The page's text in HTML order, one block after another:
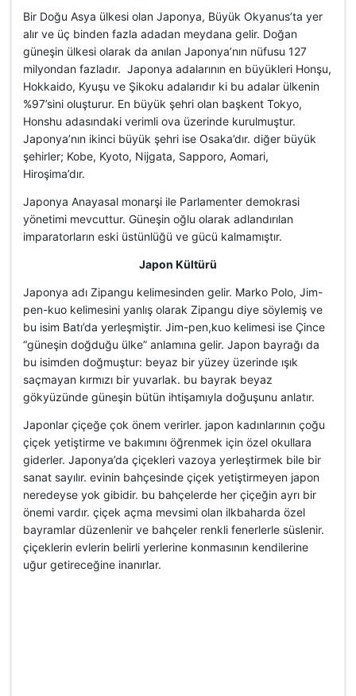
Bir Doğu Asya ülkesi olan Japonya, Büyük Okyanus’ta yer
alır ve üç binden fazla adadan meydana gelir. Doğan
güneşin ülkesi olarak da anılan Japonya’nın nüfusu 127
milyondan fazladır. Japonya adalarının en büyükleri Honşu,
Hokkaido, Kyuşu ve Şikoku adalarıdır ki bu adalar ülkenin
%97’sini oluşturur. En büyük şehri olan başkent Tokyo,
Honshu adasındaki verimli ova üzerinde kurulmuştur.
Japonya’nın ikinci büyük şehri ise Osaka’dır. diğer büyük
şehirler; Kobe, Kyoto, Nijgata, Sapporo, Aomari,
Hiroşima’dır.
Japonya Anayasal monarşi ile Parlamenter demokrasi
yönetimi mevcuttur. Güneşin oğlu olarak adlandırılan
imparatorların eski üstünlüğü ve gücü kalmamıştır.
Japon Kültürü
Japonya adı Zipangu kelimesinden gelir. Marko Polo, Jim-
pen-kuo kelimesini yanlış olarak Zipangu diye söylemiş ve
bu isim Batı’da yerleşmiştir. Jim-pen,kuo kelimesi ise Çince
“güneşin doğduğu ülke” anlamına gelir. Japon bayrağı da
bu isimden doğmuştur: beyaz bir yüzey üzerinde ışık
saçmayan kırmızı bir yuvarlak. bu bayrak beyaz
gökyüzünde güneşin bütün ihtişamıyla doğuşunu anlatır.
Japonlar çiçeğe çok önem verirler. japon kadınlarının çoğu
çiçek yetiştirme ve bakımını öğrenmek için özel okullara
giderler. Japonya’da çiçekleri vazoya yerleştirmek bile bir
sanat sayılır. evinin bahçesinde çiçek yetiştirmeyen japon
neredeyse yok gibidir. bu bahçelerde her çiçeğin ayrı bir
önemi vardır. çiçek açma mevsimi olan ilkbaharda özel
bayramlar düzenlenir ve bahçeler renkli fenerlerle süslenir.
çiçeklerin evlerin belirli yerlerine konmasının kendilerine
uğur getireceğine inanırlar.